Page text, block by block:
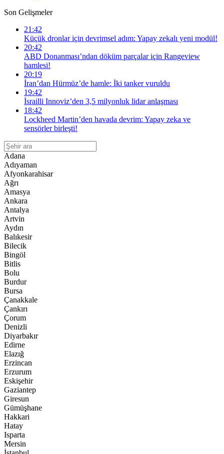
Son Gelişmeler
21:42
Küçük dronlar için devrimsel adım: Yapay zekalı yeni modül!
20:42
ABD Donanması’ndan döküm parçalar için Rangeview
hamlesi!
20:19
İran’dan Hürmüz’de hamle: İki tanker vuruldu
19:42
İsrailli Innoviz’den 3,5 milyonluk lidar anlaşması
18:42
Lockheed Martin’den havada devrim: Yapay zeka ve
sensörler birleşti!
Adana
Adıyaman
Afyonkarahisar
Ağrı
Amasya
Ankara
Antalya
Artvin
Aydın
Balıkesir
Bilecik
Bingöl
Bitlis
Bolu
Burdur
Bursa
Çanakkale
Çankırı
Çorum
Denizli
Diyarbakır
Edirne
Elazığ
Erzincan
Erzurum
Eskişehir
Gaziantep
Giresun
Gümüşhane
Hakkari
Hatay
Isparta
Mersin